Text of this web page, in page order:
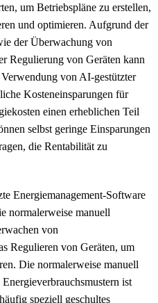
um Betriebspläne zu erstellen,
und optimieren. Aufgrund der
der Überwachung von
Regulierung von Geräten kann
von AI-gestützter
Kosteneinsparungen für
einen erheblichen Teil
selbst geringe Einsparungen
die Rentabilität zu
Energiemanagement-Software
normalerweise manuell
von
Regulieren von Geräten, um
Die normalerweise manuell
ist
speziell geschultes